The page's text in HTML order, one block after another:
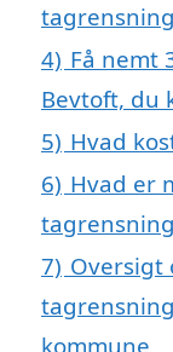
4) Få nemt
Bevtoft, du
5) Hvad
6) Hvad er
7) Oversigt
kommune